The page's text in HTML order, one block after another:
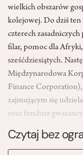
wielkich obszarów
kolejowej. Do dziś
czterech
filar, pomoc dla
sześćdziesiątych.
Międzynarodowa
Finance Corporation),
zajmującym się
oraz fundusz
Czytaj bez